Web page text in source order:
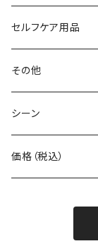
Body Glide
BONE
BOOKMAN
carb
Ciele Athletics
その他バッグ
アームカバー
ネックゲイター
セルフケア用品
その他
シーン
自転車
価格（税込）
1,001～5,000円